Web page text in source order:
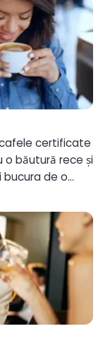
certificate
băutură rece și
bucura de o